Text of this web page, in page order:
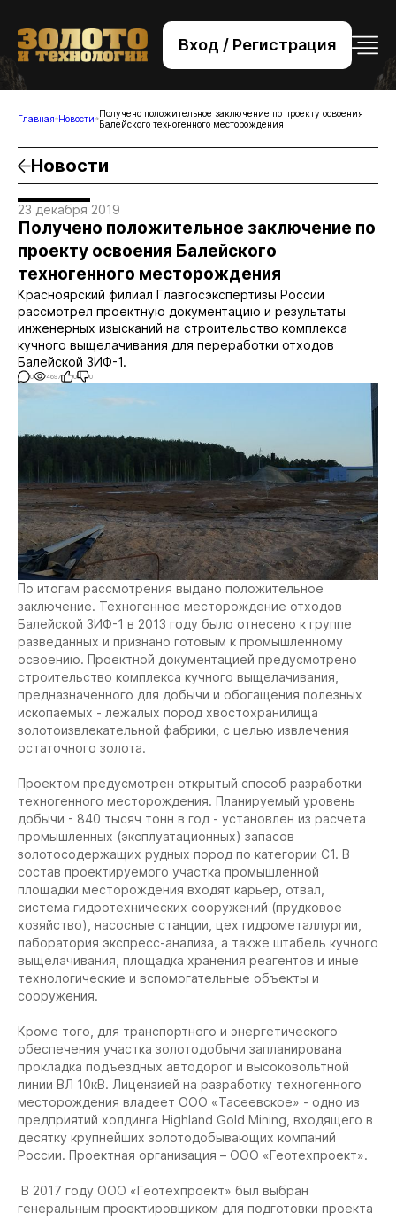
Вход / Регистрация
+7 (495) 221-76-32
bsv@zolteh.ru
Главная Новости Получено положительное заключение по проекту освоения
Балейского техногенного месторождения
Новости
23 декабря 2019
Получено положительное заключение по
проекту освоения Балейского
техногенного месторождения
Красноярский филиал Главгосэкспертизы России
рассмотрел проектную документацию и результаты
инженерных изысканий на строительство комплекса
кучного выщелачивания для переработки отходов
Балейской ЗИФ-1.
0 4697 0 0
По итогам рассмотрения выдано положительное
заключение. Техногенное месторождение отходов
Балейской ЗИФ-1 в 2013 году было отнесено к группе
разведанных и признано готовым к промышленному
освоению. Проектной документацией предусмотрено
строительство комплекса кучного выщелачивания,
предназначенного для добычи и обогащения полезных
ископаемых - лежалых пород хвостохранилища
золотоизвлекательной фабрики, с целью извлечения
остаточного золота.
Проектом предусмотрен открытый способ разработки
техногенного месторождения. Планируемый уровень
добычи - 840 тысяч тонн в год - установлен из расчета
промышленных (эксплуатационных) запасов
золотосодержащих рудных пород по категории С1. В
состав проектируемого участка промышленной
площадки месторождения входят карьер, отвал,
система гидротехнических сооружений (прудковое
хозяйство), насосные станции, цех гидрометаллургии,
лаборатория экспресс-анализа, а также штабель кучного
выщелачивания, площадка хранения реагентов и иные
технологические и вспомогательные объекты и
сооружения.
Кроме того, для транспортного и энергетического
обеспечения участка золотодобычи запланирована
прокладка подъездных автодорог и высоковольтной
линии ВЛ 10кВ. Лицензией на разработку техногенного
месторождения владеет ООО «Тасеевское» - одно из
предприятий холдинга Highland Gold Mining, входящего в
десятку крупнейших золотодобывающих компаний
России. Проектная организация – ООО «Геотехпроект».
В 2017 году ООО «Геотехпроект» был выбран
генеральным проектировщиком для подготовки проекта